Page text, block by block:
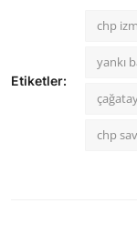
Etiketler:
chp
yankı
chp